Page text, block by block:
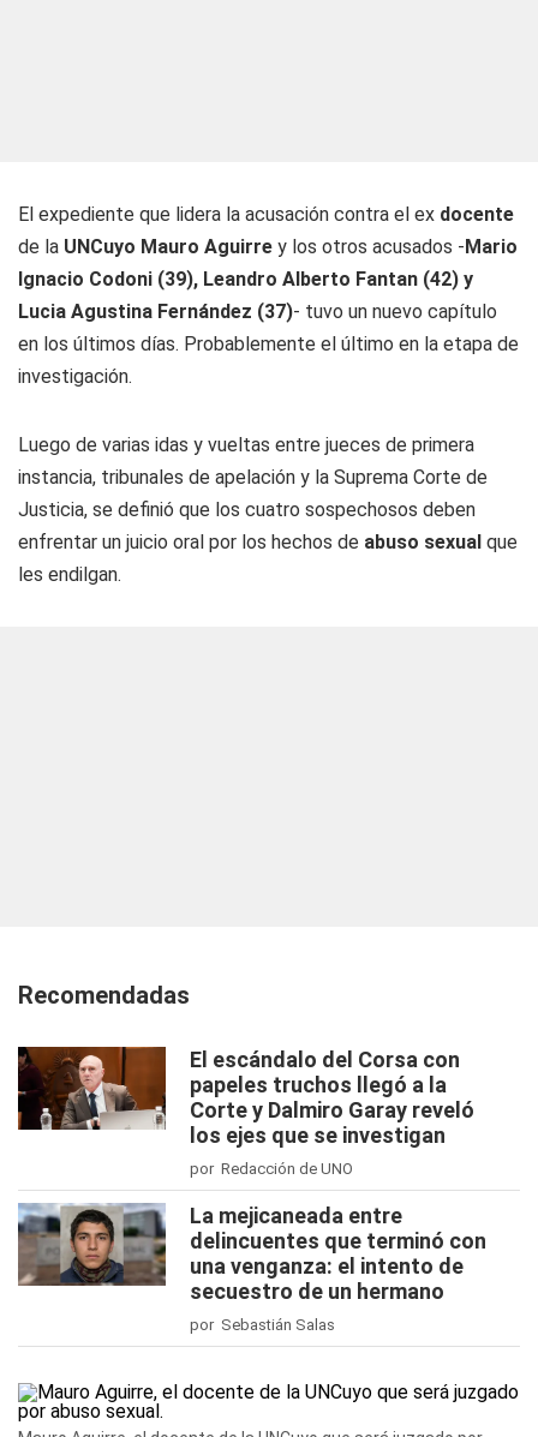
El expediente que lidera la acusación contra el ex docente
de la UNCuyo Mauro Aguirre y los otros acusados -Mario
Ignacio Codoni (39), Leandro Alberto Fantan (42) y
Lucia Agustina Fernández (37)- tuvo un nuevo capítulo
en los últimos días. Probablemente el último en la etapa de
investigación.
Luego de varias idas y vueltas entre jueces de primera
instancia, tribunales de apelación y la Suprema Corte de
Justicia, se definió que los cuatro sospechosos deben
enfrentar un juicio oral por los hechos de abuso sexual que
les endilgan.
Recomendadas
El escándalo del Corsa con
papeles truchos llegó a la
Corte y Dalmiro Garay reveló
los ejes que se investigan
por Redacción de UNO
La mejicaneada entre
delincuentes que terminó con
una venganza: el intento de
secuestro de un hermano
por Sebastián Salas